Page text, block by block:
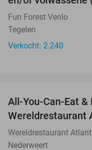
Fun Forest Venlo
Tegelen
Verkocht: 2.240
All-You-Can-Eat
Wereldrestaurant
Wereldrestaurant
Nederweert